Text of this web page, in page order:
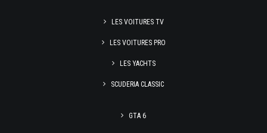
LES VOITURES TV
LES VOITURES PRO
LES YACHTS
SCUDERIA CLASSIC
GTA 6